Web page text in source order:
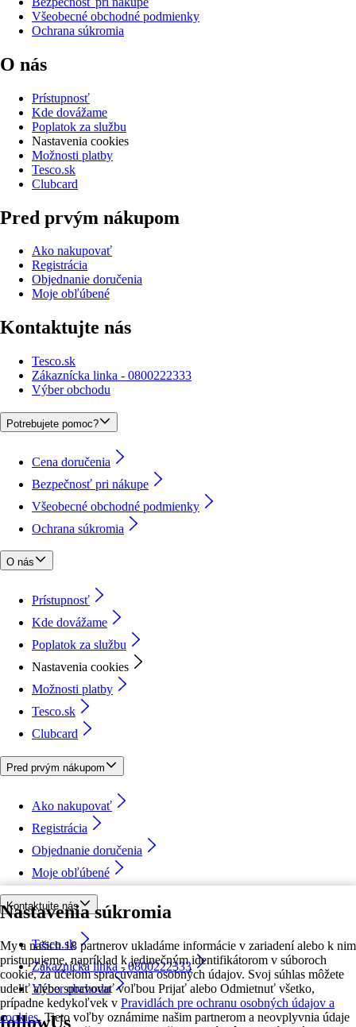
Nastavenia súkromia
My a našich 18 partnerov ukladáme informácie v zariadení alebo k nim
pristupujeme, napríklad k jedinečným identifikátorom v súboroch
cookie, za účelom spracúvania osobných údajov. Svoj súhlas môžete
udeliť alebo spravovať voľbou Prijať alebo Odmietnuť všetko,
prípadne kedykoľvek v Pravidlách pre ochranu osobných údajov a
cookies. Tieto voľby oznámime našim partnerom a neovplyvnia údaje
Všeobecné obchodné podmienky
Ochrana súkromia
O nás
Prístupnosť
Kde dovážame
Poplatok za službu
Nastavenia cookies
Možnosti platby
Tesco.sk
Clubcard
Pred prvým nákupom
Ako nakupovať
Registrácia
Objednanie doručenia
Moje obľúbené
Kontaktujte nás
Tesco.sk
Zákaznícka linka - 0800222333
Výber obchodu
Potrebujete pomoc?
Cena doručenia
Bezpečnosť pri nákupe
Všeobecné obchodné podmienky
Ochrana súkromia
O nás
Prístupnosť
Kde dovážame
Poplatok za službu
Nastavenia cookies
Možnosti platby
Tesco.sk
Clubcard
Pred prvým nákupom
Ako nakupovať
Registrácia
Objednanie doručenia
Moje obľúbené
Kontaktujte nás
Tesco.sk
Zákaznícka linka - 0800222333
Výber obchodu
followUs